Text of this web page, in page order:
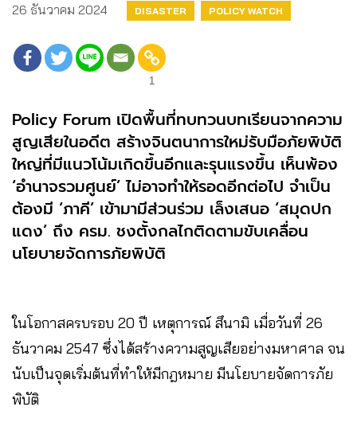
26 ธันวาคม 2024 DISASTER POLICY WATCH
1
Policy Forum เปิดพื้นที่ทบทวนบทเรียนจากความ
สูญเสียในอดีต สร้างจินตนาการใหม่รับมือภัยพิบัติ
ใหญ่ที่มีแนวโน้มเกิดขึ้นอีกและรุนแรงขึ้น เห็นพ้อง
‘อำนาจรวมศูนย์’ ไม่อาจทำให้รอดอีกต่อไป จำเป็น
ต้องมี ‘ภาคี’ เข้ามามีส่วนร่วม เล็งเสนอ ‘สมุดปก
แดง’ ถึง ครม. ชงตั้งกลไกติดตามขับเคลื่อน
นโยบายจัดการภัยพิบัติ
ในโอกาสครบรอบ 20 ปี เหตุการณ์ สึนามิ เมื่อวันที่ 26
ธันวาคม 2547 ซึ่งได้สร้างความสูญเสียอย่างมหาศาล จน
นับเป็นจุดเริ่มต้นที่ทำให้มีกฎหมาย มีนโยบายจัดการภัย
พิบัติ